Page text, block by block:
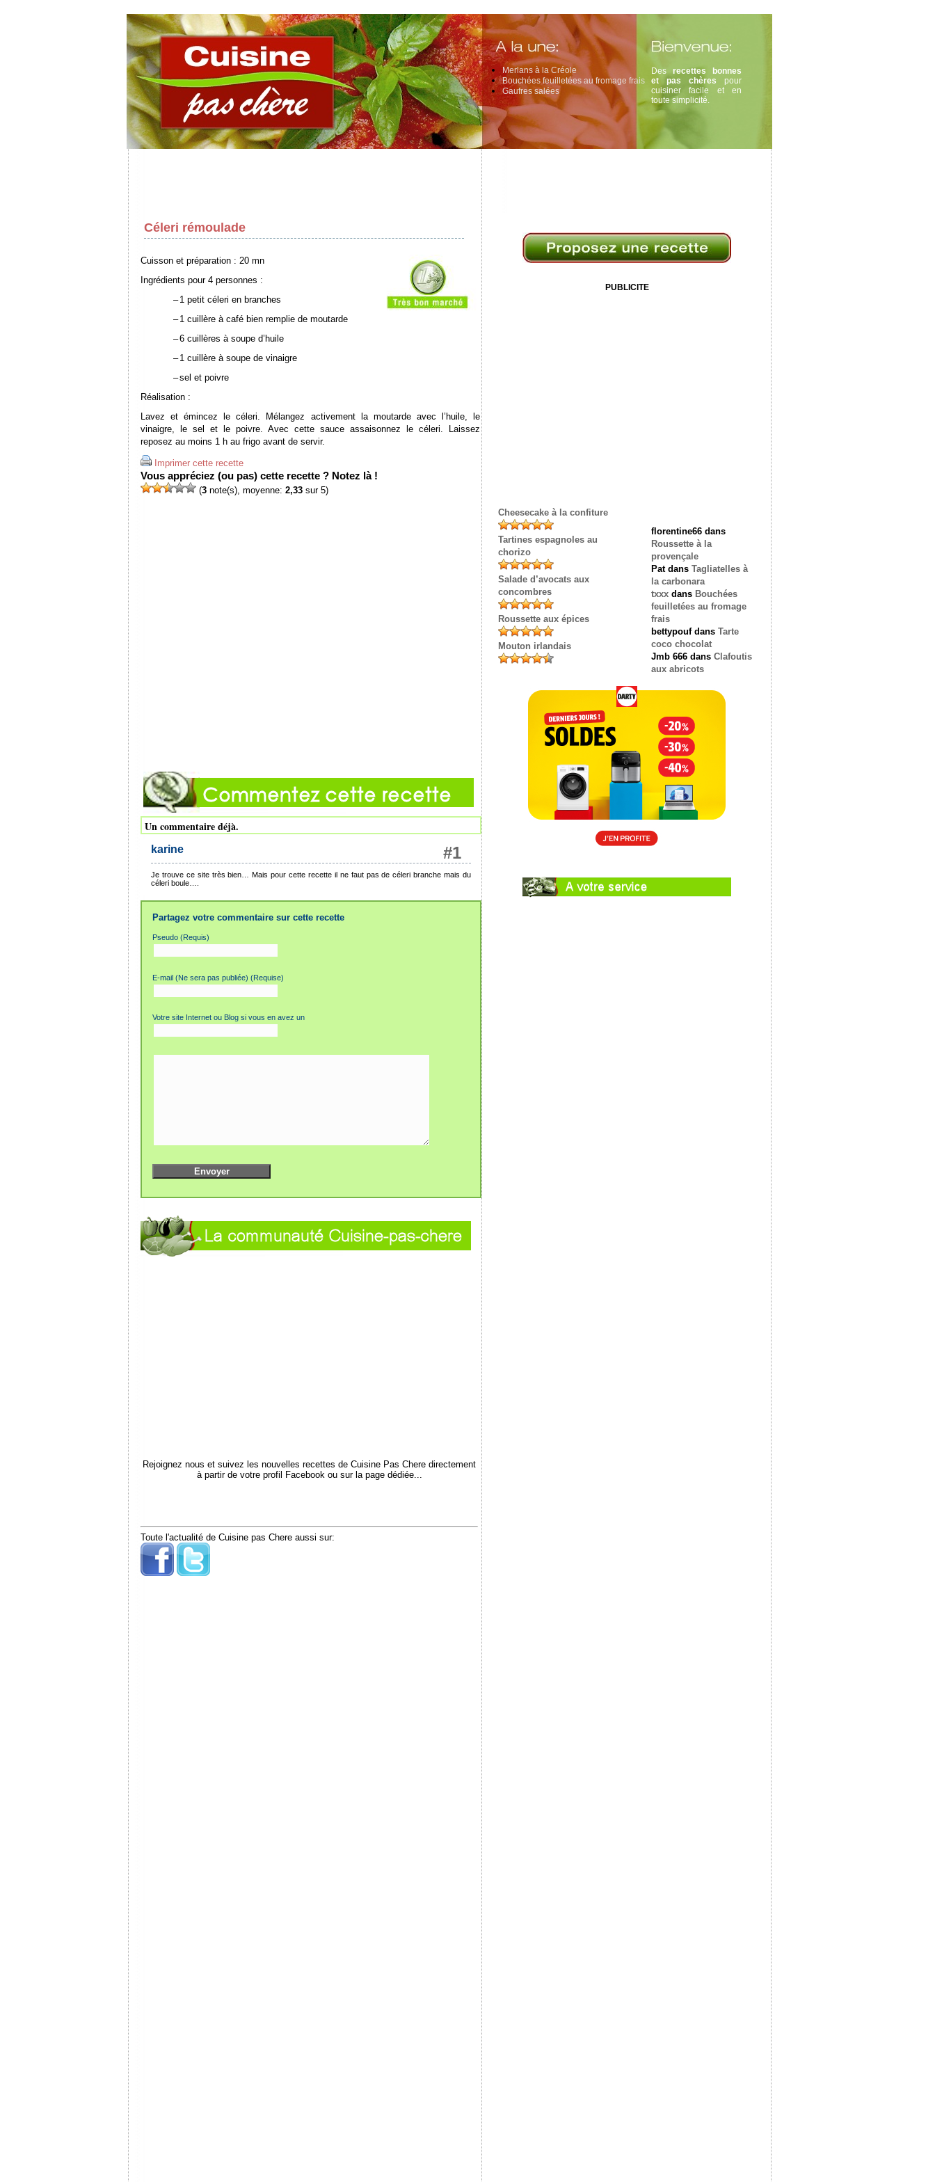
Des recettes bonnes
et pas chères pour
cuisiner facile et en
toute simplicité.
Merlans à la Créole
Bouchées feuilletées au fromage frais
Gaufres salées
Céleri rémoulade
Cuisson et préparation : 20 mn
Ingrédients pour 4 personnes :
– 1 petit céleri en branches
– 1 cuillère à café bien remplie de moutarde
–6 cuillères à soupe d’huile
– 1 cuillère à soupe de vinaigre
–sel et poivre
Réalisation :
Lavez et émincez le céleri. Mélangez activement la moutarde avec l’huile, le
vinaigre, le sel et le poivre. Avec cette sauce assaisonnez le céleri. Laissez
reposez au moins 1 h au frigo avant de servir.
Imprimer cette recette
Vous appréciez (ou pas) cette recette ? Notez là !
(3 note(s), moyenne: 2,33 sur 5)
Un commentaire déjà.
karine #1
Je trouve ce site très bien… Mais pour cette recette il ne faut pas de céleri branche mais du
céleri boule….
Partagez votre commentaire sur cette recette
Pseudo (Requis)
E-mail (Ne sera pas publiée) (Requise)
Votre site Internet ou Blog si vous en avez un
Rejoignez nous et suivez les nouvelles recettes de Cuisine Pas Chere directement
à partir de votre profil Facebook ou sur la page dédiée...
Toute l'actualité de Cuisine pas Chere aussi sur:
PUBLICITE
Cheesecake à la confiture
Tartines espagnoles au
chorizo
Salade d’avocats aux
concombres
Roussette aux épices
Mouton irlandais
florentine66 dans
Roussette à la
provençale
Patdans Tagliatelles à
la carbonara
txxx dans Bouchées
feuilletées au fromage
frais
bettypoufdans Tarte
coco chocolat
Jmb 666 dans Clafoutis
aux abricots